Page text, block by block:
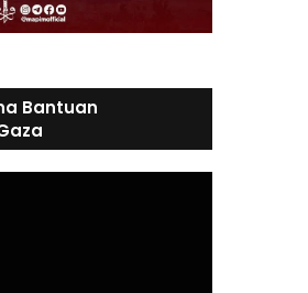
Bantuan